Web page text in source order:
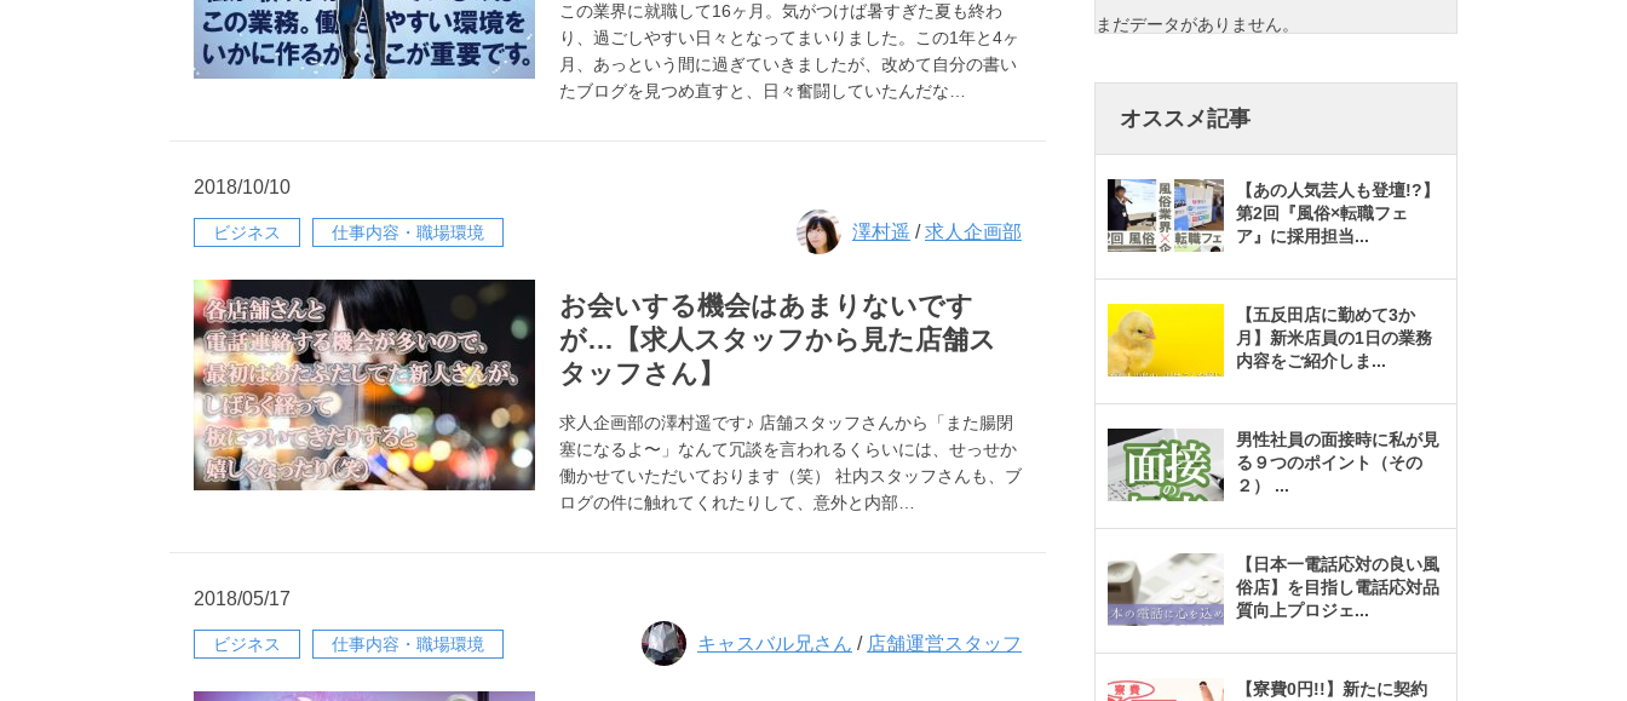
この業界に就職して16ヶ月。気がつけば暑すぎた夏も終わ
り、過ごしやすい日々となってまいりました。この1年と4ヶ
月、あっという間に過ぎていきましたが、改めて自分の書い
たブログを見つめ直すと、日々奮闘していたんだな…
2018/10/10
ビジネス 仕事内容・職場環境 澤村遥 /求人企画部
お会いする機会はあまりないです
が…【求人スタッフから見た店舗ス
タッフさん】
求人企画部の澤村遥です♪ 店舗スタッフさんから「また腸閉
塞になるよ〜」なんて冗談を言われるくらいには、せっせか
働かせていただいております（笑） 社内スタッフさんも、ブ
ログの件に触れてくれたりして、意外と内部…
2018/05/17
ビジネス 仕事内容・職場環境 キャスバル兄さん / 店舗運営スタッフ
まだデータがありません。
オススメ記事
【あの人気芸人も登壇!?】
第2回『風俗×転職フェ
ア』に採用担当...
【五反田店に勤めて3か
月】新米店員の1日の業務
内容をご紹介しま ...
男性社員の面接時に私が見
る９つのポイント（その
２） ...
【日本一電話応対の良い風
俗店】を目指し電話応対品
質向上プロジェ...
【寮費0円!!】新たに契約